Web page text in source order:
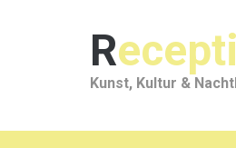
Kunst, Kultur &